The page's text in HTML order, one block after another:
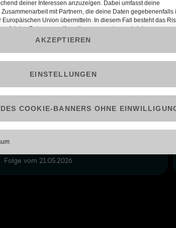
Wer darf um den Titel
Folge vom 21.05.2026